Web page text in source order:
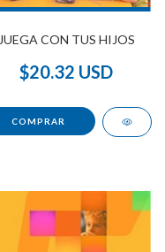
JUEGA CON TUS HIJOS
$20.32 USD